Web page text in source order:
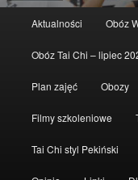
Aktualności Obóz
Obóz Tai Chi – lipiec
Plan zajęć Obozy
Filmy szkoleniowe
Tai Chi styl Pekiński